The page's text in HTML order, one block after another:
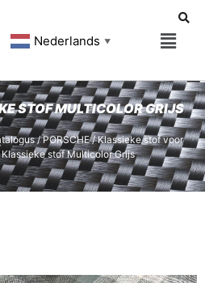
Nederlands ▼
STOF MULTICOLOR GRIJS
/PORSCHE/Klassieke stof voor
stof Multicolor Grijs